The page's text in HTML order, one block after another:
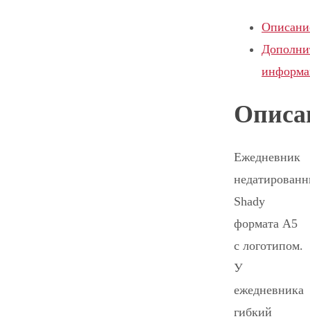
Ежедневник
Shady
формата А5
с логотипом.
У
ежедневника
гибкий